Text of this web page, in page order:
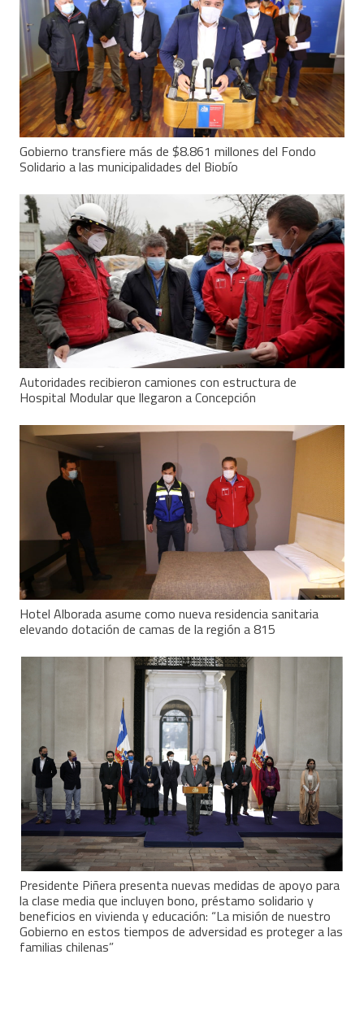
Gobierno transfiere más de $8.861 millones del Fondo
Solidario a las municipalidades del Biobío
Autoridades recibieron camiones con estructura de
Hospital Modular que llegaron a Concepción
Hotel Alborada asume como nueva residencia sanitaria
elevando dotación de camas de la región a 815
Presidente Piñera presenta nuevas medidas de apoyo para
la clase media que incluyen bono, préstamo solidario y
beneficios en vivienda y educación: “La misión de nuestro
Gobierno en estos tiempos de adversidad es proteger a las
familias chilenas”